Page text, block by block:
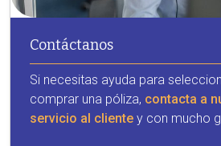
Contáctanos
Si necesitas ayuda para
comprar una póliza, contacta a
servicio al cliente y con mucho